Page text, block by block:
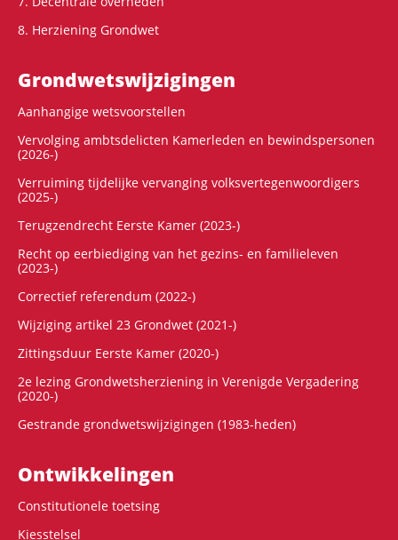
8. Herziening Grondwet
Grondwets­wijzigingen
Aanhangige wetsvoorstellen
Vervolging ambtsdelicten Kamerleden en bewindspersonen
(2026-)
Verruiming tijdelijke vervanging volksvertegenwoordigers
(2025-)
Terugzendrecht Eerste Kamer (2023-)
Recht op eerbiediging van het gezins- en familieleven
(2023-)
Correctief referendum (2022-)
Wijziging artikel 23 Grondwet (2021-)
Zittingsduur Eerste Kamer (2020-)
2e lezing Grondwetsherziening in Verenigde Vergadering
(2020-)
Gestrande grondwetswijzigingen (1983-heden)
Ontwikke­lingen
Constitutionele toetsing
Kiesstelsel